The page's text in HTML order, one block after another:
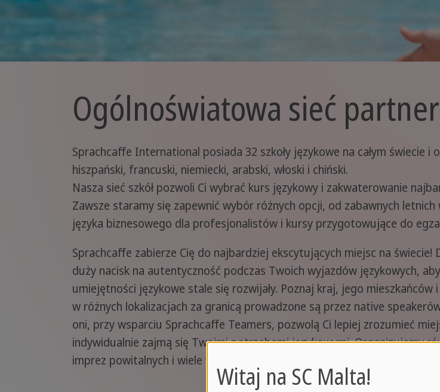
Ogólnoświatowa sieć
Sprachcaffe International posiada 32 szkoły językowe na całym świecie
hiszpański, francuski, niemiecki, arabski, włoski i chiński.
Nasza sieć szkół pozwoli Ci wybrać kurs językowy i zakwaterowanie
Zawsze staramy się zapewnić wybór różnych opcji, od zabawnych
języka biznesowego dla profesjonalistów i kursy przygotowujące do
Sprachcaffe zabierze Cię do najbardziej ekscytujących miejsc na
duży nacisk na autentyczność podczas Twoich wyjazdów językowych,
umiejętności językowe stale się rozwijały. Poznaj kraj, jego
w różnych lokalizacjach za granicą prowadzone są przez native
oni, przy wsparciu Sprachcaffe Teamers, pozwolą Ci lepiej zrozumieć
indywidualnie zajmą się Twoimi potrzebami językowymi. Organizujemy
imprez powitalnych i wiele więcej dla Ciebie, z ludźmi reprezentującymi
Witaj na SC Malta!